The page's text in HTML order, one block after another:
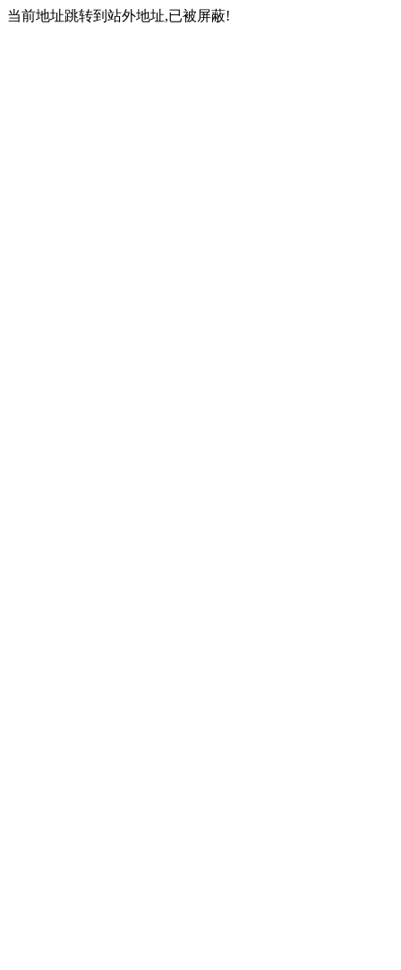
当前地址跳转到站外地址,已被屏蔽!